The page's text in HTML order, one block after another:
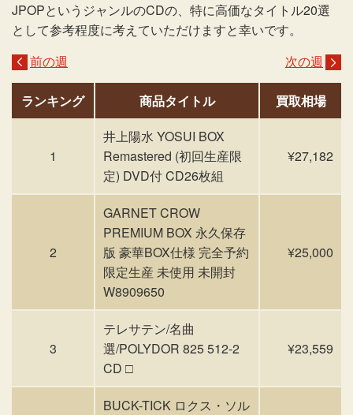
JPOPというジャンルのCDの、特に高価なタイトル20選
として参考程度に考えていただけますと幸いです。
前の週
次の週
ランキング 商品タイトル 買取相場
1
井上陽水 YOSUI BOX
Remastered (初回生産限
定) DVD付 CD26枚組
¥27,182
2
GARNET CROW
PREMIUM BOX 永久保存
版 豪華BOX仕様 完全予約
限定生産 未使用 未開封
W8909650
¥25,000
3
テレサテン/名曲
選/POLYDOR 825 512-2
CD □
¥23,559
BUCK-TICK ロクス・ソル